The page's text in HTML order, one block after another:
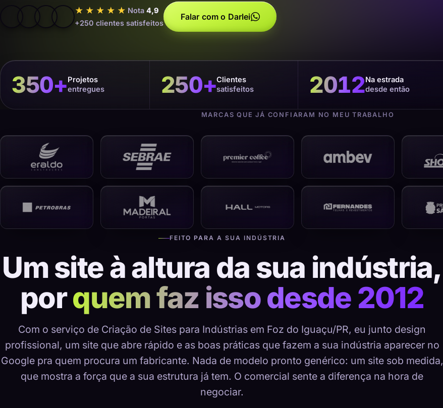
★★★★★ Nota 4,9
+250 clientes satisfeitos
Falar com o Darlei
350+Projetos
entregues
250+Clientes
satisfeitos
2012Na estrada
desde então
MARCAS QUE JÁ CONFIARAM NO MEU TRABALHO
FEITO PARA A SUA INDÚSTRIA
Um site à altura da sua indústria,
porquem faz isso desde 2012
Com o serviço de Criação de Sites para Indústrias em Foz do Iguaçu/PR, eu junto design
profissional, um site que abre rápido e as boas práticas que fazem a sua indústria aparecer no
Google pra quem procura um fabricante. Nada de modelo pronto genérico: um site sob medida,
que mostra a força que a sua estrutura já tem. O comercial sente a diferença na hora de
negociar.